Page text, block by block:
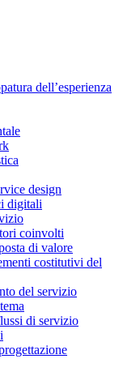
dell’esperienza
design
digitali
coinvolti
di valore
costitutivi del
del servizio
di servizio